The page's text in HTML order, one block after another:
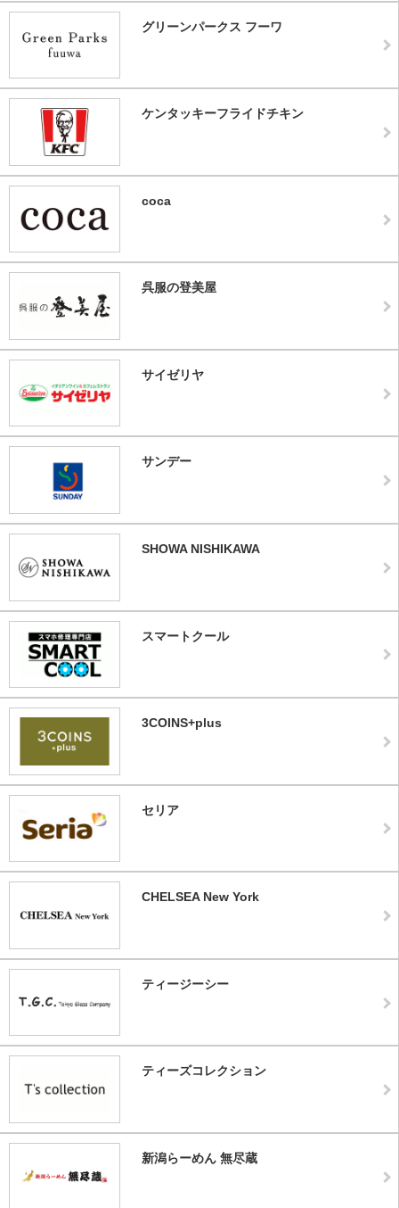
グリーンパークス フーワ
ケンタッキーフライドチキン
coca
呉服の登美屋
サイゼリヤ
サンデー
SHOWA NISHIKAWA
スマートクール
3COINS+plus
セリア
CHELSEA New York
ティージーシー
ティーズコレクション
新潟らーめん 無尽蔵